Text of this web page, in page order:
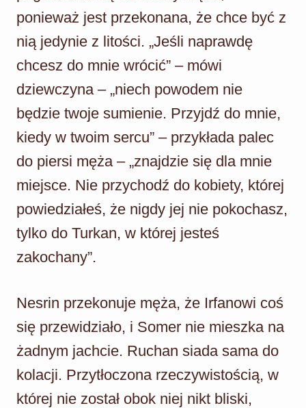
ponieważ jest przekonana, że ​​chce być z
nią jedynie z litości. „Jeśli naprawdę
chcesz do mnie wrócić” – mówi
dziewczyna – „niech powodem nie
będzie twoje sumienie. Przyjdź do mnie,
kiedy w twoim sercu” – przykłada palec
do piersi męża – „znajdzie się dla mnie
miejsce. Nie przychodź do kobiety, której
powiedziałeś, że nigdy jej nie pokochasz,
tylko do Turkan, w której jesteś
zakochany”.
Nesrin przekonuje męża, że Irfanowi coś
się przewidziało, i Somer nie mieszka na
żadnym jachcie. Ruchan siada sama do
kolacji. Przytłoczona rzeczywistością, w
której nie został obok niej nikt bliski,